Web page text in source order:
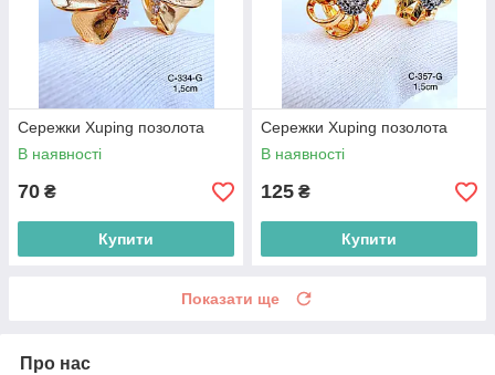
Сережки Xuping позолота
В наявності
70 ₴
Купити
Сережки Xuping позолота
В наявності
125 ₴
Купити
Показати ще
Про нас